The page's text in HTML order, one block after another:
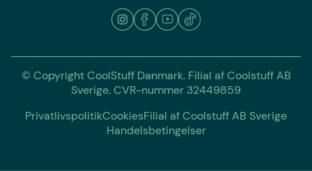
© Copyright CoolStuff Danmark. Filial af Coolstuff AB
Sverige. CVR-nummer 32449859
PrivatlivspolitikCookiesFilial af Coolstuff AB Sverige
Handelsbetingelser